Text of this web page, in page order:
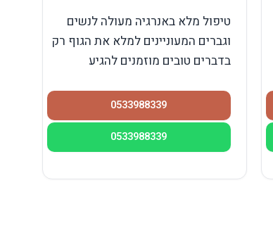
טיפול מלא באנרגיה מעולה לנשים
וגברים המעוניינים למלא את הגוף רק
בדברים טובים מוזמנים להגיע
0533988339
0533988339